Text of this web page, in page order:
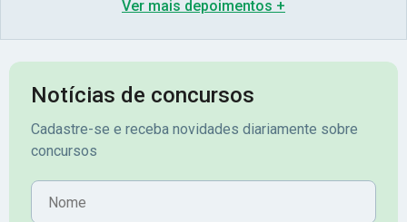
abriu o concurso para o Banco da sua
cidade, o Banrisul. Se tornou
assinante premium e em seguida
mérito no concurso do
Banrisul.Charles Kelvin Friske -
sua vida e
obstáculos
Pimenta -
Ver mais depoimentos +
Notícias de concursos
Cadastre-se e receba novidades diariamente sobre
concursos
Nome